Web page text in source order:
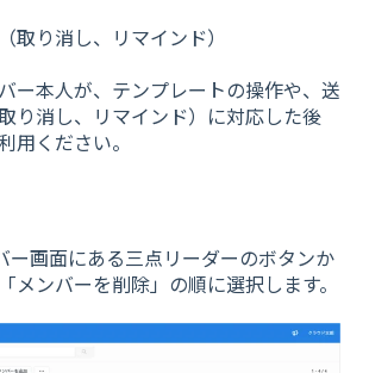
取り消し、リマインド）
ー本人が、テンプレートの操作や、送
り消し、リマインド）に対応した後
用ください。
ー画面にある三点リーダーのボタンか
メンバーを削除」の順に選択します。